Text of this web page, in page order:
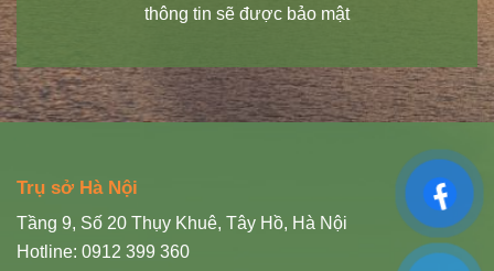
thông tin sẽ được bảo mật
Trụ sở Hà Nội
Tầng 9, Số 20 Thụy Khuê, Tây Hồ, Hà Nội
Hotline: 0912 399 360